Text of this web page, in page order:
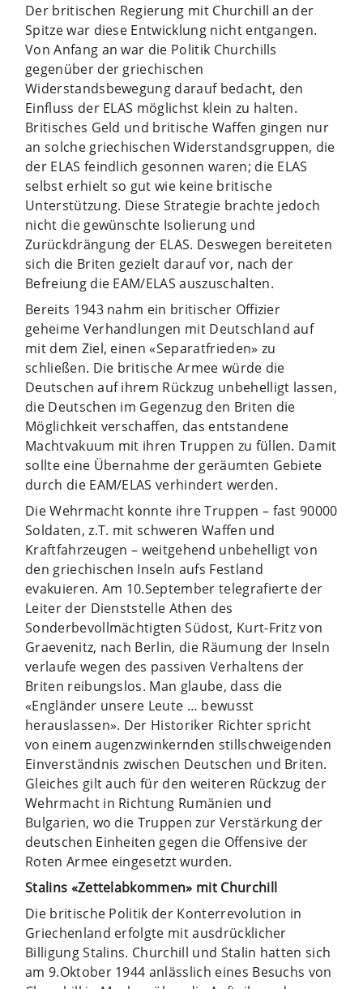
Der britischen Regierung mit Churchill an der
Spitze war diese Entwicklung nicht entgangen.
Von Anfang an war die Politik Churchills
gegenüber der griechischen
Widerstandsbewegung darauf bedacht, den
Einfluss der ELAS möglichst klein zu halten.
Britisches Geld und britische Waffen gingen nur
an solche griechischen Widerstandsgruppen, die
der ELAS feindlich gesonnen waren; die ELAS
selbst erhielt so gut wie keine britische
Unterstützung. Diese Strategie brachte jedoch
nicht die gewünschte Isolierung und
Zurückdrängung der ELAS. Deswegen bereiteten
sich die Briten gezielt darauf vor, nach der
Befreiung die EAM/ELAS auszuschalten.
Bereits 1943 nahm ein britischer Offizier
geheime Verhandlungen mit Deutschland auf
mit dem Ziel, einen «Separatfrieden» zu
schließen. Die britische Armee würde die
Deutschen auf ihrem Rückzug unbehelligt lassen,
die Deutschen im Gegenzug den Briten die
Möglichkeit verschaffen, das entstandene
Machtvakuum mit ihren Truppen zu füllen. Damit
sollte eine Übernahme der geräumten Gebiete
durch die EAM/ELAS verhindert werden.
Die Wehrmacht konnte ihre Truppen – fast 90000
Soldaten, z.T. mit schweren Waffen und
Kraftfahrzeugen – weitgehend unbehelligt von
den griechischen Inseln aufs Festland
evakuieren. Am 10.September telegrafierte der
Leiter der Dienststelle Athen des
Sonderbevollmächtigten Südost, Kurt-Fritz von
Graevenitz, nach Berlin, die Räumung der Inseln
verlaufe wegen des passiven Verhaltens der
Briten reibungslos. Man glaube, dass die
«Engländer unsere Leute … bewusst
herauslassen». Der Historiker Richter spricht
von einem augenzwinkernden stillschweigenden
Einverständnis zwischen Deutschen und Briten.
Gleiches gilt auch für den weiteren Rückzug der
Wehrmacht in Richtung Rumänien und
Bulgarien, wo die Truppen zur Verstärkung der
deutschen Einheiten gegen die Offensive der
Roten Armee eingesetzt wurden.
Stalins «Zettelabkommen» mit Churchill
Die britische Politik der Konterrevolution in
Griechenland erfolgte mit ausdrücklicher
Billigung Stalins. Churchill und Stalin hatten sich
am 9.Oktober 1944 anlässlich eines Besuchs von